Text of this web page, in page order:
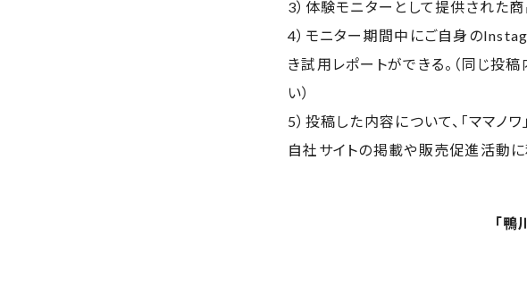
3）体験モニターとして提供された
4）モニター期間中にご自身の
き試用レポートができる。（同じ投
い）
5）投稿した内容について、「ママノ
自社サイトの掲載や販売促進活動
「